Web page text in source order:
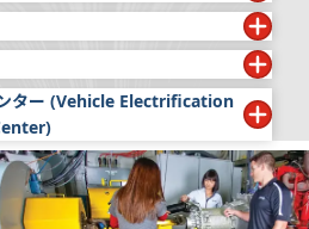
ソリューションに組み込んで 、
ます。
を立ち上げて、商用車・防衛
代の製品とサービスを推進して
は、新興企業や成長期にある企
よって、商用モビリティおよび
歩を推進します。
ョンは燃料に依存せず、ディー
ガス、天然ガス、水素など、さ
の組み合わせが可能なため、お客
最適な燃料源を選択できます。
に初の路線バス向け電気駆動式ハ
を開発して以来、電動化技術への
する電気駆動式ハイブリッドと
ポートフォリオは、燃費向上と
をサポートします。
ター (Vehicle Electrification
スを提供し、アリソンの製品開発
をサポートする最先端設備で
所でバッテリーと極限環境条件